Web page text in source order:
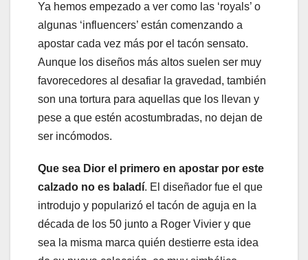
Ya hemos empezado a ver como las ‘royals’ o
algunas ‘influencers’ están comenzando a
apostar cada vez más por el tacón sensato.
Aunque los diseños más altos suelen ser muy
favorecedores al desafiar la gravedad, también
son una tortura para aquellas que los llevan y
pese a que estén acostumbradas, no dejan de
ser incómodos.
Que sea Dior el primero en apostar por este
calzado no es baladí. El diseñador fue el que
introdujo y popularizó el tacón de aguja en la
década de los 50 junto a Roger Vivier y que
sea la misma marca quién destierre esta idea